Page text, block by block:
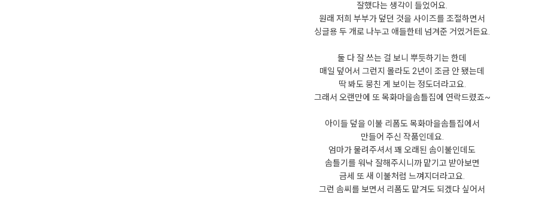
잘했다는 생각이 들었어요.
원래 저희 부부가 덮던 것을 사이즈를 조절하면서
싱글용 두 개로 나누고 애들한테 넘겨준 거였거든요.
둘 다 잘 쓰는 걸 보니 뿌듯하기는 한데
매일 덮어서 그런지 몰라도 2년이 조금 안 됐는데
딱 봐도 뭉친 게 보이는 정도더라고요.
그래서 오랜만에 또 목화마을솜틀집에 연락드렸죠~
아이들 덮을 이불 리폼도 목화마을솜틀집에서
만들어 주신 작품인데요.
엄마가 물려주셔서 꽤 오래된 솜이불인데도
솜틀기를 워낙 잘해주시니까 맡기고 받아보면
금세 또 새 이불처럼 느껴지더라고요.
그런 솜씨를 보면서 리폼도 맡겨도 되겠다 싶어서